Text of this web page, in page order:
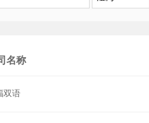
名称
双语